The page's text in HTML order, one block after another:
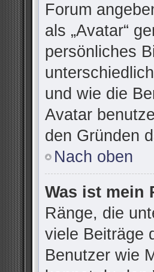
Forum
als „Avatar“
persönliches
und wie die
Avatar
den Gründen
Nach oben
Was ist mein
Ränge, die
viele Beiträge
Benutzer wie